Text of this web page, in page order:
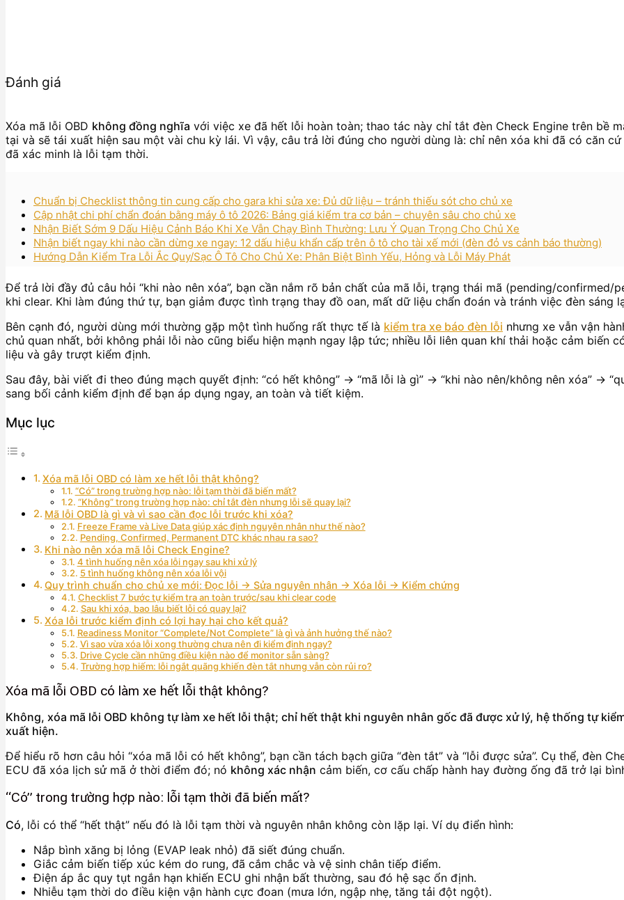
Đánh giá
Xóa mã lỗi OBD không đồng nghĩa với việc xe đã hết lỗi hoàn toàn; thao tác này chỉ tắt đèn Check Engine trên bề
tại và sẽ tái xuất hiện sau một vài chu kỳ lái. Vì vậy, câu trả lời đúng cho người dùng là: chỉ nên xóa khi đã có căn
đã xác minh là lỗi tạm thời.
Chuẩn bị Checklist thông tin cung cấp cho gara khi sửa xe: Đủ dữ liệu – tránh thiếu sót cho chủ xe
Cập nhật chi phí chẩn đoán bằng máy ô tô 2026: Bảng giá kiểm tra cơ bản – chuyên sâu cho chủ xe
Nhận Biết Sớm 9 Dấu Hiệu Cảnh Báo Khi Xe Vẫn Chạy Bình Thường: Lưu Ý Quan Trọng Cho Chủ Xe
Nhận biết ngay khi nào cần dừng xe ngay: 12 dấu hiệu khẩn cấp trên ô tô cho tài xế mới (đèn đỏ vs cảnh báo thường)
Hướng Dẫn Kiểm Tra Lỗi Ắc Quy/Sạc Ô Tô Cho Chủ Xe: Phân Biệt Bình Yếu, Hỏng và Lỗi Máy Phát
Để trả lời đầy đủ câu hỏi “khi nào nên xóa”, bạn cần nắm rõ bản chất của mã lỗi, trạng thái mã (pending/
khi clear. Khi làm đúng thứ tự, bạn giảm được tình trạng thay đồ oan, mất dữ liệu chẩn đoán và tránh việc đèn sáng
Bên cạnh đó, người dùng mới thường gặp một tình huống rất thực tế là kiểm tra xe báo đèn lỗi nhưng xe vẫn vận
chủ quan nhất, bởi không phải lỗi nào cũng biểu hiện mạnh ngay lập tức; nhiều lỗi liên quan khí thải hoặc cảm biến
liệu và gây trượt kiểm định.
Sau đây, bài viết đi theo đúng mạch quyết định: “có hết không” → “mã lỗi là gì” → “khi nào nên/không nên xóa” →
sang bối cảnh kiểm định để bạn áp dụng ngay, an toàn và tiết kiệm.
Mục lục
Xóa mã lỗi OBD có làm xe hết lỗi thật không?
“Có” trong trường hợp nào: lỗi tạm thời đã biến mất?
“Không” trong trường hợp nào: chỉ tắt đèn nhưng lỗi sẽ quay lại?
Mã lỗi OBD là gì và vì sao cần đọc lỗi trước khi xóa?
Freeze Frame và Live Data giúp xác định nguyên nhân như thế nào?
Pending, Confirmed, Permanent DTC khác nhau ra sao?
Khi nào nên xóa mã lỗi Check Engine?
4 tình huống nên xóa lỗi ngay sau khi xử lý
5 tình huống không nên xóa lỗi vội
Quy trình chuẩn cho chủ xe mới: Đọc lỗi → Sửa nguyên nhân → Xóa lỗi → Kiểm chứng
Checklist 7 bước tự kiểm tra an toàn trước/sau khi clear code
Sau khi xóa, bao lâu biết lỗi có quay lại?
Xóa lỗi trước kiểm định có lợi hay hại cho kết quả?
Readiness Monitor “Complete/Not Complete” là gì và ảnh hưởng thế nào?
Vì sao vừa xóa lỗi xong thường chưa nên đi kiểm định ngay?
Drive Cycle cần những điều kiện nào để monitor sẵn sàng?
Trường hợp hiếm: lỗi ngắt quãng khiến đèn tắt nhưng vẫn còn rủi ro?
Xóa mã lỗi OBD có làm xe hết lỗi thật không?
Không, xóa mã lỗi OBD không tự làm xe hết lỗi thật; chỉ hết thật khi nguyên nhân gốc đã được xử lý, hệ thống tự
xuất hiện.
Để hiểu rõ hơn câu hỏi “xóa mã lỗi có hết không”, bạn cần tách bạch giữa “đèn tắt” và “lỗi được sửa”. Cụ thể, đèn
ECU đã xóa lịch sử mã ở thời điểm đó; nó không xác nhận cảm biến, cơ cấu chấp hành hay đường ống đã trở lại
“Có” trong trường hợp nào: lỗi tạm thời đã biến mất?
Có, lỗi có thể “hết thật” nếu đó là lỗi tạm thời và nguyên nhân không còn lặp lại. Ví dụ điển hình:
Nắp bình xăng bị lỏng (EVAP leak nhỏ) đã siết đúng chuẩn.
Giắc cảm biến tiếp xúc kém do rung, đã cắm chắc và vệ sinh chân tiếp điểm.
Điện áp ắc quy tụt ngắn hạn khiến ECU ghi nhận bất thường, sau đó hệ sạc ổn định.
Nhiễu tạm thời do điều kiện vận hành cực đoan (mưa lớn, ngập nhẹ, tăng tải đột ngột).